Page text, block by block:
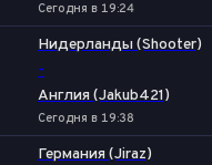
Сегодня в 19:24
Нидерланды (Shooter)
-
Англия (Jakub421)
Сегодня в 19:38
Германия (Jiraz)